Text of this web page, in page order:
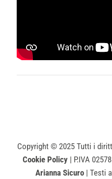
Copyright © 2025 Tutti i
Cookie Policy| P.IVA
Arianna Sicuro | Testi